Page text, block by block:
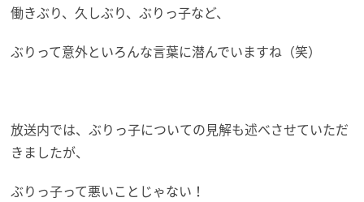
働きぶり、久しぶり、ぶりっ子など、
ぶりって意外といろんな言葉に潜んでいますね（笑）
放送内では、ぶりっ子についての見解も述べさせていただ
きましたが、
ぶりっ子って悪いことじゃない！